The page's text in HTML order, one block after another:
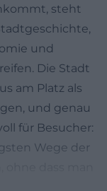
steht
und
Die Stadt
am Platz als
und genau
für Besucher:
Wege der